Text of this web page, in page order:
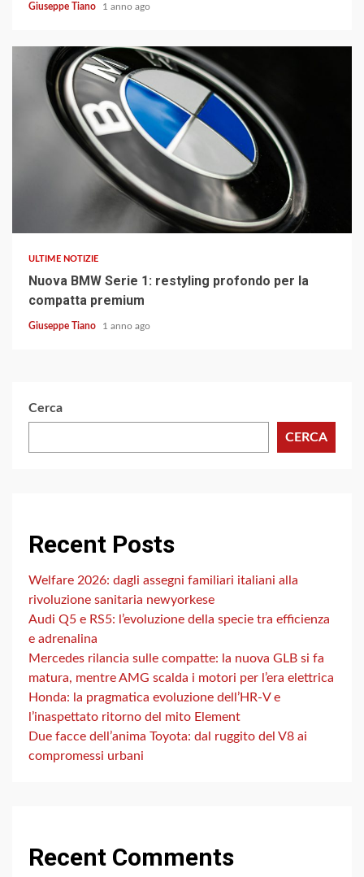
Giuseppe Tiano 1 anno ago
ULTIME NOTIZIE
Nuova BMW Serie 1: restyling profondo per la
compatta premium
Giuseppe Tiano 1 anno ago
Cerca
CERCA
Recent Posts
Welfare 2026: dagli assegni familiari italiani alla
rivoluzione sanitaria newyorkese
Audi Q5 e RS5: l’evoluzione della specie tra efficienza
e adrenalina
Mercedes rilancia sulle compatte: la nuova GLB si fa
matura, mentre AMG scalda i motori per l’era elettrica
Honda: la pragmatica evoluzione dell’HR-V e
l’inaspettato ritorno del mito Element
Due facce dell’anima Toyota: dal ruggito del V8 ai
compromessi urbani
Recent Comments